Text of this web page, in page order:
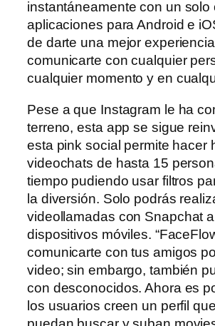
instantáneamente con un solo
aplicaciones para Android e
de darte una mejor
comunicarte con cualquier
cualquier momento y en
Pese a que Instagram le ha
terreno, esta app se sigue
esta pink social permite hacer
videochats de hasta 15
tiempo pudiendo usar filtros
la diversión. Solo podrás
videollamadas con Snapchat
dispositivos móviles.
comunicarte con tus amigos
video; sin embargo, también
con desconocidos. Ahora es
los usuarios creen un perfil